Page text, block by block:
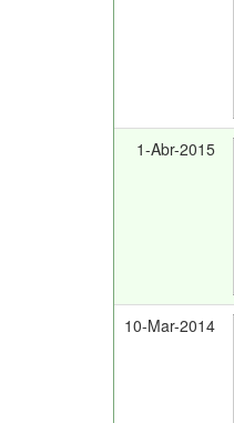
1-Abr-2015
10-Mar-2014